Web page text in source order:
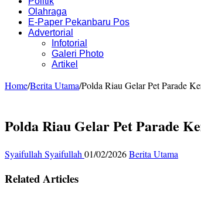
Olahraga
E-Paper Pekanbaru Pos
Advertorial
Infotorial
Galeri Photo
Artikel
Home/Berita Utama/Polda Riau Gelar Pet Parade
Polda Riau Gelar Pet Parade
Syaifullah Syaifullah 01/02/2026Berita Utama
Related Articles